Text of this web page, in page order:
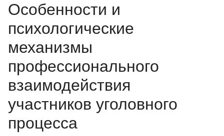
Особенности и
психологические
механизмы
профессионального
взаимодействия
участников уголовного
процесса